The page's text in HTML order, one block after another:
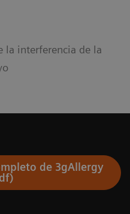
la interferencia de la
de 3gAllergy